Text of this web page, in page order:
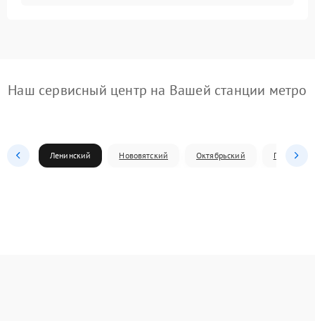
Наш сервисный центр на Вашей станции метро
Ленинский Нововятский Октябрьский